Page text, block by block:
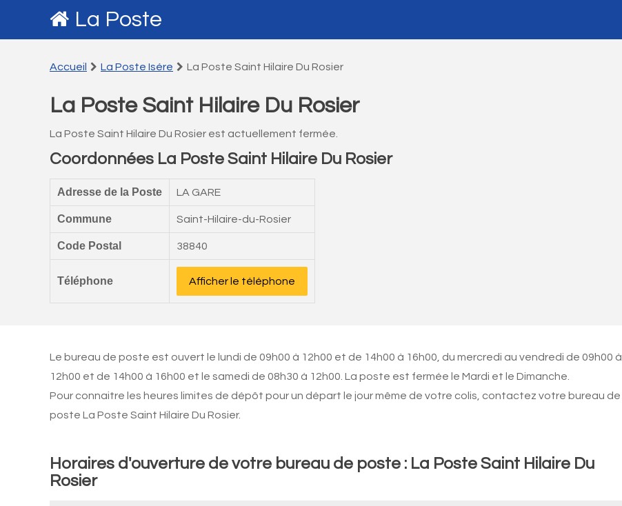
La Poste
Accueil La Poste Isére La Poste Saint Hilaire Du Rosier
La Poste Saint Hilaire Du Rosier
La Poste Saint Hilaire Du Rosier est actuellement fermée.
Coordonnées La Poste Saint Hilaire Du Rosier
Adresse de la Poste LA GARE
Commune Saint-Hilaire-du-Rosier
Code Postal 38840
Téléphone Afficher le téléphone
Le bureau de poste est ouvert le lundi de 09h00 à 12h00 et de 14h00 à 16h00, du mercredi au vendredi de 09h00 à
12h00 et de 14h00 à 16h00 et le samedi de 08h30 à 12h00. La poste est fermée le Mardi et le Dimanche.
Pour connaitre les heures limites de dépôt pour un départ le jour même de votre colis, contactez votre bureau de
poste La Poste Saint Hilaire Du Rosier.
Horaires d'ouverture de votre bureau de poste : La Poste Saint Hilaire Du
Rosier